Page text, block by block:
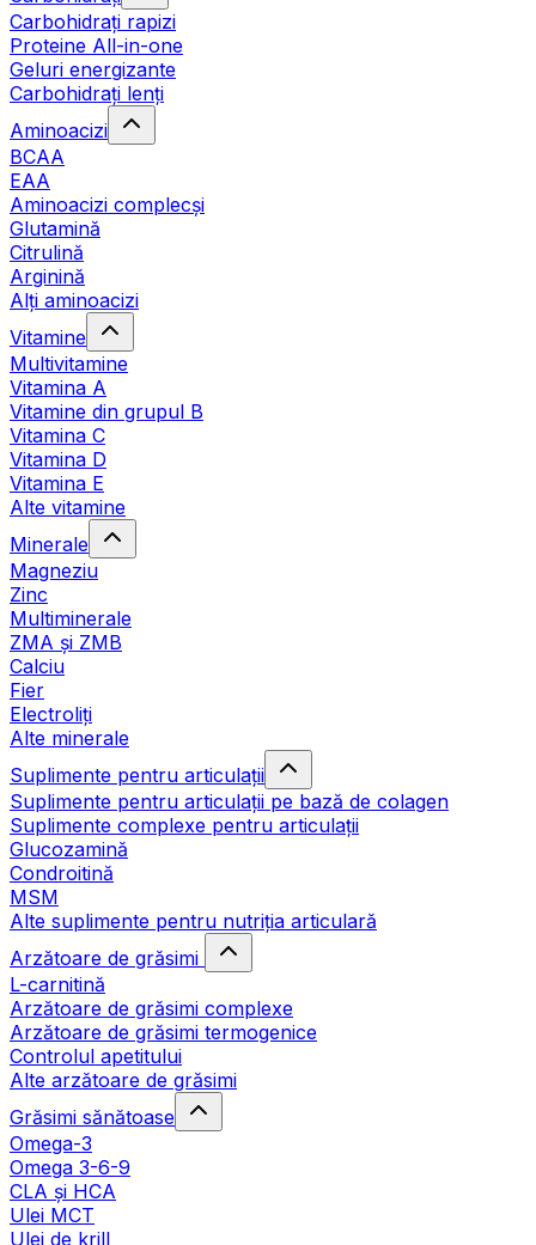
Carbohidrați rapizi
Proteine All-in-one
Geluri energizante
Carbohidrați lenți
Aminoacizi
BCAA
EAA
Aminoacizi complecși
Glutamină
Citrulină
Arginină
Alți aminoacizi
Vitamine
Multivitamine
Vitamina A
Vitamine din grupul B
Vitamina C
Vitamina D
Vitamina E
Alte vitamine
Minerale
Magneziu
Zinc
Multiminerale
ZMA și ZMB
Calciu
Fier
Electroliți
Alte minerale
Suplimente pentru articulații
Suplimente pentru articulații pe bază de colagen
Suplimente complexe pentru articulații
Glucozamină
Condroitină
MSM
Alte suplimente pentru nutriția articulară
Arzătoare de grăsimi
L-carnitină
Arzătoare de grăsimi complexe
Arzătoare de grăsimi termogenice
Controlul apetitului
Alte arzătoare de grăsimi
Grăsimi sănătoase
Omega-3
Omega 3-6-9
CLA şi HCA
Ulei MCT
Ulei de krill